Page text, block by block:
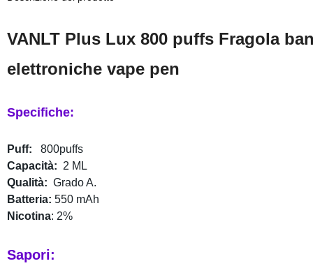
VANLT Plus Lux 800 puffs Fragola
elettroniche vape pen
Specifiche:
Puff:
800puffs
Capacità: 2 ML
Qualità: Grado A.
Batteria: 550 mAh
Nicotina: 2%
Sapori: